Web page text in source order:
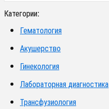
Категории:
Гематология
Акушерство
Гинекология
Лабораторная диагностика
Трансфузиология